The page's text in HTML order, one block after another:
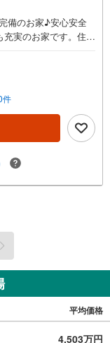
備のお家♪安心安全
実のお家です。住ま
介できます。広島
で6000物件の豊富
見て納得して買いた
所を現地でご確認
い。TV電話やLINE等
にお申し付け下さ
き、広島県下でも有
切に、お客様へのサ
件
平均価格
4,503万円